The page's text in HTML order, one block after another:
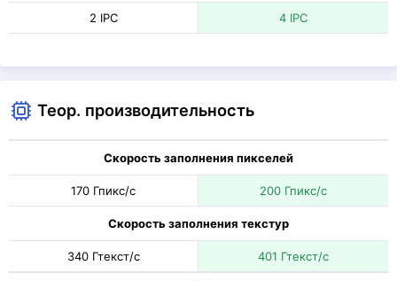
2 IPC 4 IPC
Теор. производительность
Скорость заполнения пикселей
170 Гпикс/с 200 Гпикс/с
Скорость заполнения текстур
340 Гтекст/с 401 Гтекст/с